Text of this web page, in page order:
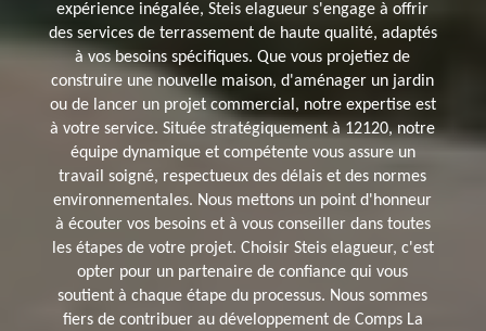
expérience inégalée, Steis elagueur s'engage à offrir
des services de terrassement de haute qualité, adaptés
à vos besoins spécifiques. Que vous projetiez de
construire une nouvelle maison, d'aménager un jardin
ou de lancer un projet commercial, notre expertise est
à votre service. Située stratégiquement à 12120, notre
équipe dynamique et compétente vous assure un
travail soigné, respectueux des délais et des normes
environnementales. Nous mettons un point d'honneur
à écouter vos besoins et à vous conseiller dans toutes
les étapes de votre projet. Choisir Steis elagueur, c'est
opter pour un partenaire de confiance qui vous
soutient à chaque étape du processus. Nous sommes
fiers de contribuer au développement de Comps La